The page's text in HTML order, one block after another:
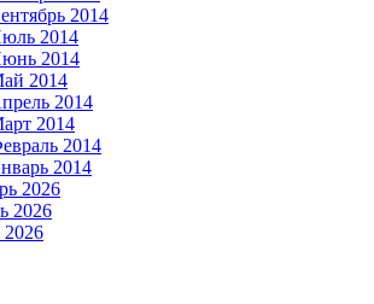
2014
2014
2014
2014
2014
2014
2014
2014
2026
2026
2026